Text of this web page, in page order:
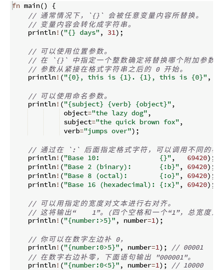
fn main()
{
// 通 常 情况 下 ， `{}` 会被 任意 变 量内容所 替换。
// 变 量内容 会转 化成 字符串。
    println
! ("{} days" , 31) ;
// 可 以 使用 位 置参 数。
// 在 `{}` 中指定 一 个整 数确定将 替换哪 个附加参 数
// 参 数从 紧接在格式 字符串之后的 0 开始。
    println
! ("{0}, this is {1}. {1}, this is {0}" ,
// 可 以 使用 命名参 数。
    println
! ("{subject} {verb} {object}" ,
object="the lazy dog" ,
subject="the quick brown fox" ,
verb="jumps over") ;
// 通过在 `:` 后面指定格式 字符 ， 可 以 调用不同的格
    println
! ("Base 10:               {}" , 69420) ;
    println
! ("Base 2 (binary):       {:b}" , 69420) ;
    println
! ("Base 8 (octal):        {:o}" , 69420) ;
    println
! ("Base 16 (hexadecimal): {:x}" , 69420) ;
// 可 以用指定的 宽度对文本进行右对 齐。
// 这将输出“    1”。 (四 个空格和 一 个“1”， 总 宽度为
    println
! ("{number:>5}" , number=1) ;
// 你 可 以在 数 字左边补 0 ，
    println
! ("{number:0>5}" , number=1) ;
// 00001
// 在 数 字右边补零 ， 下面 语 句输出 "000001"。
    println
! ("{number:0<5}" , number=1) ; // 10000